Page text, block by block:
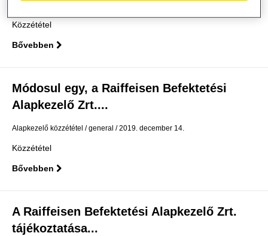
Közzététel
Bővebben
Módosul egy, a Raiffeisen Befektetési
Alapkezelő Zrt....
Alapkezelő közzététel general 2019. december 14.
Közzététel
Bővebben
A Raiffeisen Befektetési Alapkezelő Zrt.
tájékoztatása...